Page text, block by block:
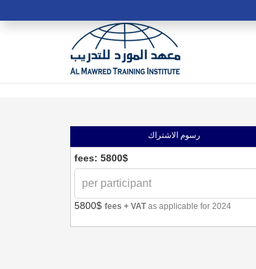
رسوم الاشتراك
fees: 5800$
5800$ fees + VATas applicable for 2024